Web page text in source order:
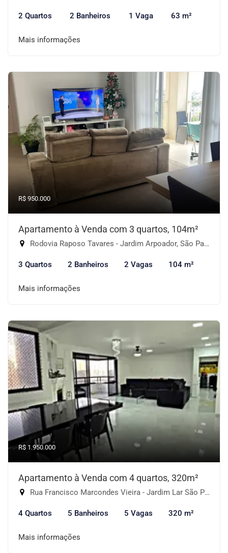
2 Quartos 2 Banheiros 1 Vaga 63 m²
Mais informações
R$ 950.000
Apartamento à Venda com 3 quartos, 104m²
Rodovia Raposo Tavares - Jardim Arpoador, São Paulo-SP
3 Quartos 2 Banheiros 2 Vagas 104 m²
Mais informações
R$ 1.950.000
Apartamento à Venda com 4 quartos, 320m²
Rua Francisco Marcondes Vieira - Jardim Lar São Paulo, São Paulo-SP
4 Quartos 5 Banheiros 5 Vagas 320 m²
Mais informações